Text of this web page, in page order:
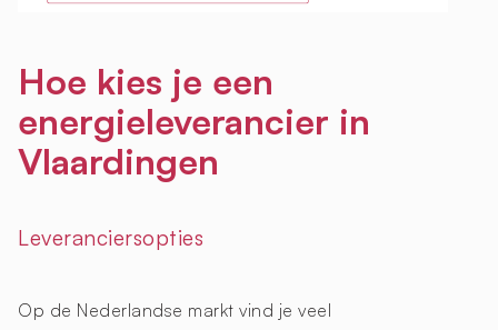
Hoe kies je een
energieleverancier in
Vlaardingen
Leveranciersopties
Op de Nederlandse markt vind je veel